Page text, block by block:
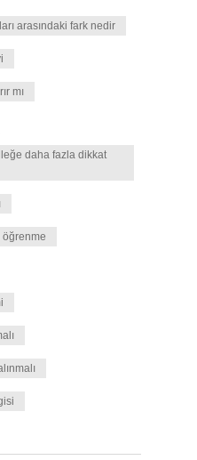
arasındaki fark nedir
mı
daha fazla dikkat
öğrenme